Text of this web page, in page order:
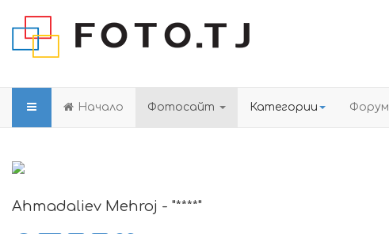
Начало Фотосайт Категории Форум
Ahmadaliev Mehroj - "****"